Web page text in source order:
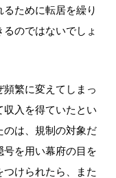
ために転居を繰り
のではないでしょ
頻繁に変えてしまっ
収入を得ていたとい
のは、規制の対象だ
号を用い幕府の目を
けられたら、また